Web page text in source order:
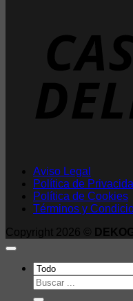
Aviso Legal
Política de
Política de Cookies
Términos y
Copyright 2026 ©
Buscar
por: